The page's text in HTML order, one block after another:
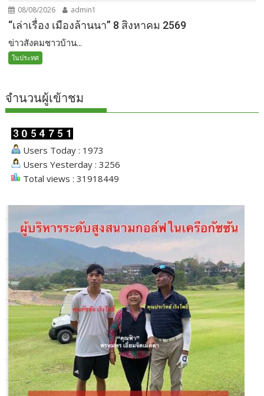
08/08/2026 admin1
“เล่าเรื่อง เมืองล้านนา” 8 สิงหาคม 2569
ข่าวสังคมชาวบ้าน...
ในประทศ
จำนวนผู้เข้าชม
Users Today : 1973
Users Yesterday : 3256
Total views : 31918449